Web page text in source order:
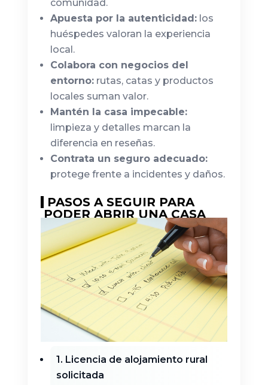
comunidad.
Apuesta por la autenticidad:los
huéspedes valoran la experiencia
local.
Colabora con negocios del
entorno:rutas, catas y productos
locales suman valor.
Mantén la casa impecable:
limpieza y detalles marcan la
diferencia en reseñas.
Contrata un seguro adecuado:
protege frente a incidentes y daños.
PASOS A SEGUIR PARA
PODER ABRIR UNA CASA
RURAL
1. Licencia de alojamiento rural
solicitada